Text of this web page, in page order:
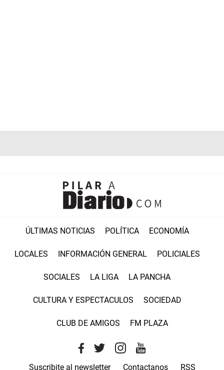
ÚLTIMAS NOTICIAS POLÍTICA ECONOMÍA
LOCALES INFORMACIÓN GENERAL POLICIALES
SOCIALES LA LIGA LA PANCHA
CULTURA Y ESPECTACULOS SOCIEDAD
CLUB DE AMIGOS FM PLAZA
Suscribite al newsletter Contactanos RSS